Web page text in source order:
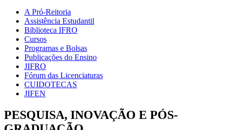
A Pró-Reitoria
Assistência Estudantil
Biblioteca IFRO
Cursos
Programas e Bolsas
Publicações do Ensino
JIFRO
Fórum das Licenciaturas
CUIDOTECAS
JIFEN
PESQUISA, INOVAÇÃO E PÓS-